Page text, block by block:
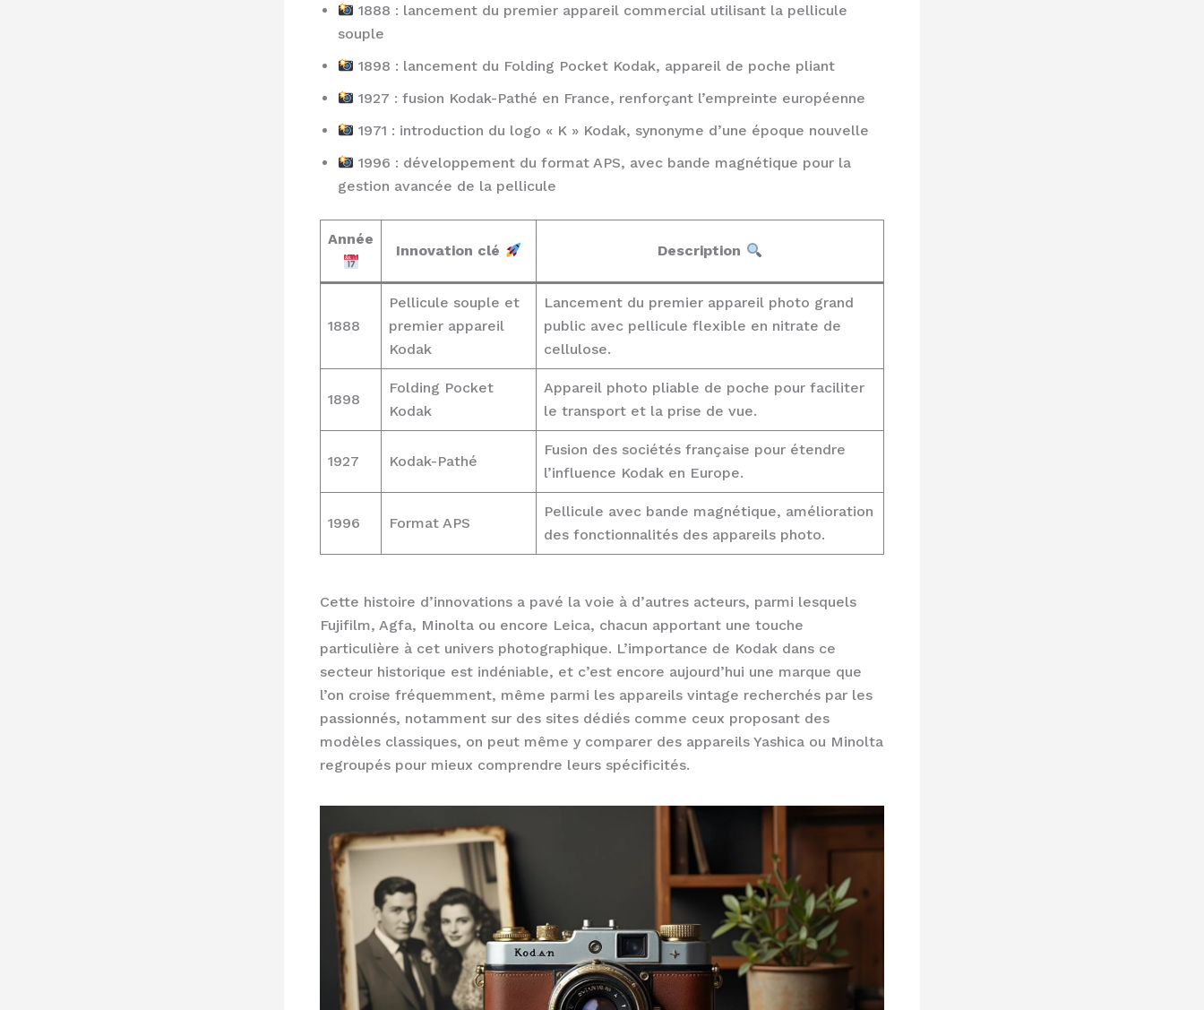
1888 : lancement du premier appareil commercial utilisant la pellicule
souple
1898 : lancement du Folding Pocket Kodak, appareil de poche pliant
1927 : fusion Kodak-Pathé en France, renforçant l’empreinte européenne
1971 : introduction du logo « K » Kodak, synonyme d’une époque nouvelle
1996 : développement du format APS, avec bande magnétique pour la
gestion avancée de la pellicule
Année
Innovation clé Description
1888
Pellicule souple et
premier appareil
Kodak
Lancement du premier appareil photo grand
public avec pellicule flexible en nitrate de
cellulose.
1898
Folding Pocket
Kodak
Appareil photo pliable de poche pour faciliter
le transport et la prise de vue.
1927 Kodak-Pathé
Fusion des sociétés française pour étendre
l’influence Kodak en Europe.
1996 Format APS
Pellicule avec bande magnétique, amélioration
des fonctionnalités des appareils photo.
Cette histoire d’innovations a pavé la voie à d’autres acteurs, parmi lesquels
Fujifilm, Agfa, Minolta ou encore Leica, chacun apportant une touche
particulière à cet univers photographique. L’importance de Kodak dans ce
secteur historique est indéniable, et c’est encore aujourd’hui une marque que
l’on croise fréquemment, même parmi les appareils vintage recherchés par les
passionnés, notamment sur des sites dédiés comme ceux proposant des
modèles classiques, on peut même y comparer des appareils Yashica ou Minolta
regroupés pour mieux comprendre leurs spécificités.